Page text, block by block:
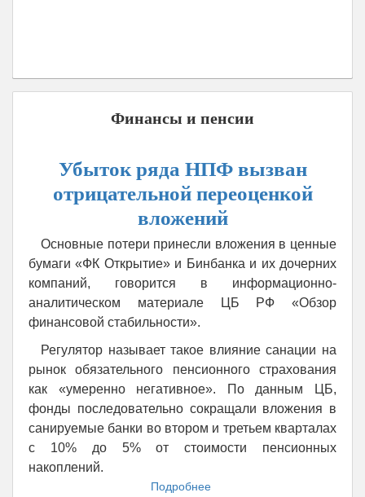
Финансы и пенсии
Убыток ряда НПФ вызван
отрицательной переоценкой
вложений
Основные потери принесли вложения в ценные
бумаги «ФК Открытие» и Бинбанка и их дочерних
компаний, говорится в информационно-
аналитическом материале ЦБ РФ «Обзор
финансовой стабильности».
Регулятор называет такое влияние санации на
рынок обязательного пенсионного страхования
как «умеренно негативное». По данным ЦБ,
фонды последовательно сокращали вложения в
санируемые банки во втором и третьем кварталах
с 10% до 5% от стоимости пенсионных
накоплений.
Подробнеео